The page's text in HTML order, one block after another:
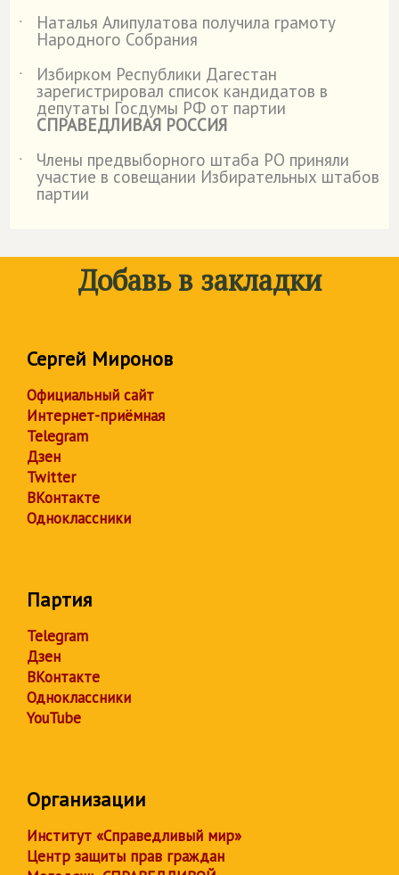
˙
Наталья Алипулатова получила грамоту
Народного Собрания
˙
Избирком Республики Дагестан
зарегистрировал список кандидатов в
депутаты Госдумы РФ от партии
СПРАВЕДЛИВАЯ РОССИЯ
˙
Члены предвыборного штаба РО приняли
участие в совещании Избирательных штабов
партии
Добавь в закладки
Сергей Миронов
Официальный сайт
Интернет-приёмная
Telegram
Дзен
Twitter
ВКонтакте
Одноклассники
Партия
Telegram
Дзен
ВКонтакте
Одноклассники
YouTube
Организации
Институт «Справедливый мир»
Центр защиты прав граждан